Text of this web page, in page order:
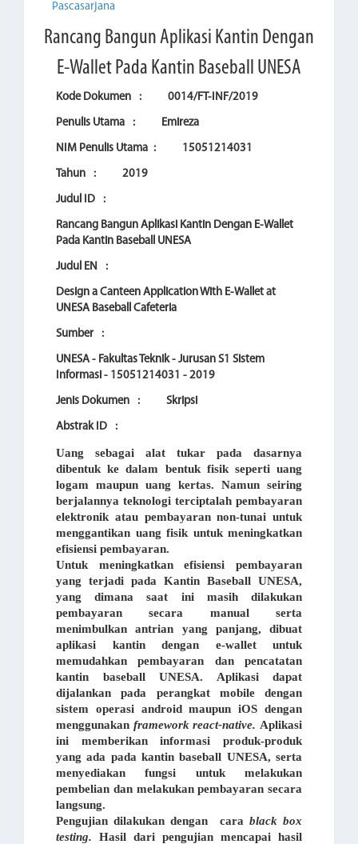
Pascasarjana
Rancang Bangun Aplikasi Kantin Dengan
E-Wallet Pada Kantin Baseball UNESA
Kode Dokumen : 0014/FT-INF/2019
Penulis Utama : Emireza
NIM Penulis Utama : 15051214031
Tahun : 2019
Judul ID :
Rancang Bangun Aplikasi Kantin Dengan E-Wallet
Pada Kantin Baseball UNESA
Judul EN :
Design a Canteen Application With E-Wallet at
UNESA Baseball Cafeteria
Sumber :
UNESA - Fakultas Teknik - Jurusan S1 Sistem
Informasi - 15051214031 - 2019
Jenis Dokumen : Skripsi
Abstrak ID :
Uang sebagai alat tukar pada dasarnya
dibentuk ke dalam bentuk fisik seperti uang
logam maupun uang kertas. Namun seiring
berjalannya teknologi terciptalah pembayaran
elektronik atau pembayaran non-tunai untuk
menggantikan uang fisik untuk meningkatkan
efisiensi pembayaran.
Untuk meningkatkan efisiensi pembayaran
yang terjadi pada Kantin Baseball UNESA,
yang dimana saat ini masih dilakukan
pembayaran secara manual serta
menimbulkan antrian yang panjang, dibuat
aplikasi kantin dengan e-wallet untuk
memudahkan pembayaran dan pencatatan
kantin baseball UNESA. Aplikasi dapat
dijalankan pada perangkat mobile dengan
sistem operasi android maupun iOS dengan
menggunakan framework react-native. Aplikasi
ini memberikan informasi produk-produk
yang ada pada kantin baseball UNESA, serta
menyediakan fungsi untuk melakukan
pembelian dan melakukan pembayaran secara
langsung.
Pengujian dilakukan dengan cara black box
testing. Hasil dari pengujian mencapai hasil